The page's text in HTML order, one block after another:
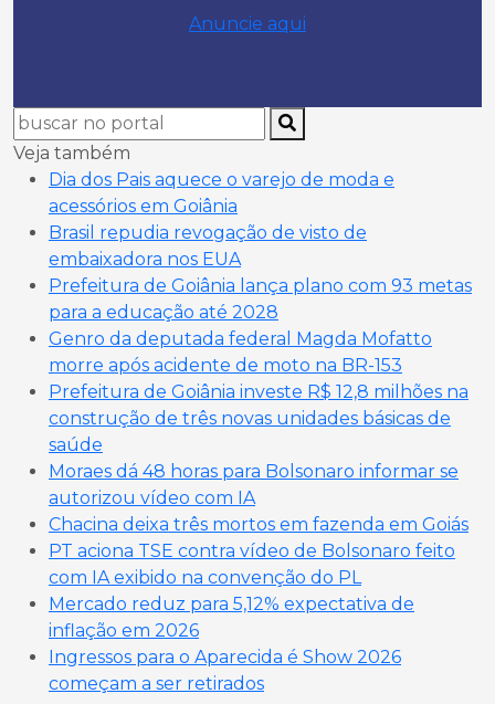
Anuncie aqui
Veja também
Dia dos Pais aquece o varejo de moda e
acessórios em Goiânia
Brasil repudia revogação de visto de
embaixadora nos EUA
Prefeitura de Goiânia lança plano com 93 metas
para a educação até 2028
Genro da deputada federal Magda Mofatto
morre após acidente de moto na BR-153
Prefeitura de Goiânia investe R$ 12,8 milhões na
construção de três novas unidades básicas de
saúde
Moraes dá 48 horas para Bolsonaro informar se
autorizou vídeo com IA
Chacina deixa três mortos em fazenda em Goiás
PT aciona TSE contra vídeo de Bolsonaro feito
com IA exibido na convenção do PL
Mercado reduz para 5,12% expectativa de
inflação em 2026
Ingressos para o Aparecida é Show 2026
começam a ser retirados